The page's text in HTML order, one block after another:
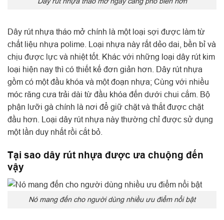
Dây rút nhựa tháo mở chính là một loại sợi được làm từ
chất liệu nhựa polime. Loại nhựa này rất dẻo dai, bền bỉ và
chịu được lực và nhiệt tốt. Khác với những loại dây rút kim
loại hiện nay thì có thiết kế đơn giản hơn. Dây rút nhựa
gồm có một đầu khóa và một đoạn nhựa; Cùng với nhiều
móc răng cưa trải dài từ đầu khóa đến dưới chui cắm. Bộ
phận lưỡi gà chính là nơi để giữ chặt và thắt được chặt
đầu hơn. Loại dây rút nhựa này thường chỉ được sử dụng
một lần duy nhất rồi cắt bỏ.
Tại sao dây rút nhựa được ưa chuộng đến
vậy
Nó mang đến cho người dùng nhiều ưu điểm nổi bật